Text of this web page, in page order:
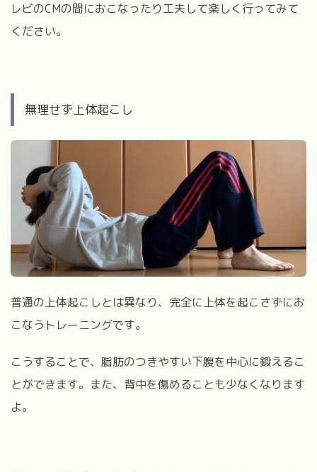
レビのCMの間におこなったり工夫して楽しく行ってみて
ください。
無理せず上体起こし
普通の上体起こしとは異なり、完全に上体を起こさずにお
こなうトレーニングです。
こうすることで、脂肪のつきやすい下腹を中心に鍛えるこ
とができます。また、背中を傷めることも少なくなります
よ。